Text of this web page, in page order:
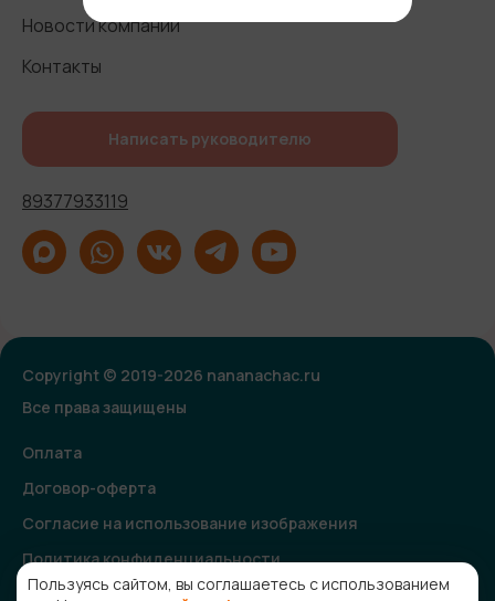
Новости компании
Контакты
Написать руководителю
89377933119
Copyright © 2019-2026 nananachac.ru
Все права защищены
Оплата
Договор-оферта
Согласие на использование изображения
Политика конфиденциальности
Согласие на получение рекламной и информационной
Пользуясь сайтом, вы соглашаетесь с использованием